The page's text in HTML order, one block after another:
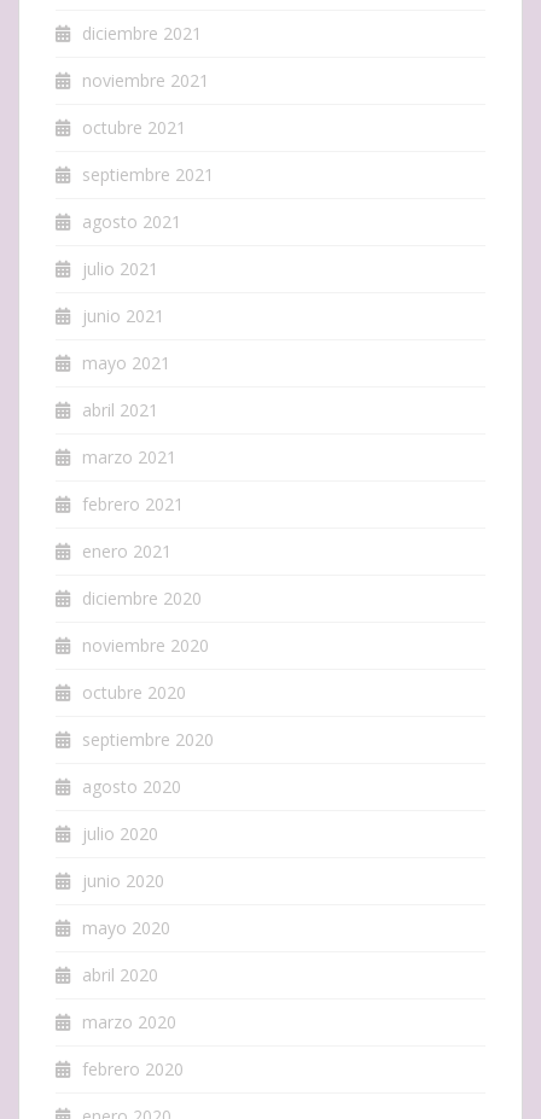
diciembre 2021
noviembre 2021
octubre 2021
septiembre 2021
agosto 2021
julio 2021
junio 2021
mayo 2021
abril 2021
marzo 2021
febrero 2021
enero 2021
diciembre 2020
noviembre 2020
octubre 2020
septiembre 2020
agosto 2020
julio 2020
junio 2020
mayo 2020
abril 2020
marzo 2020
febrero 2020